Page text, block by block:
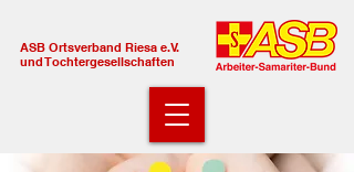
ASB Ortsverband Riesa e.V.
und Tochtergesellschaften